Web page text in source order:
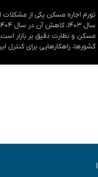
مسکن و نظارت دقیق بر بازار است.
کشورها، راهکارهایی برای کنترل
|